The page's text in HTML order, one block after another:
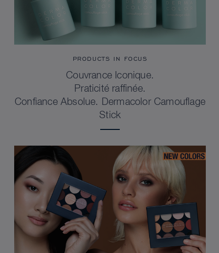
PRODUCTS IN FOCUS
Couvrance Iconique.
Praticité raffinée.
Confiance Absolue. Dermacolor Camouflage
Stick